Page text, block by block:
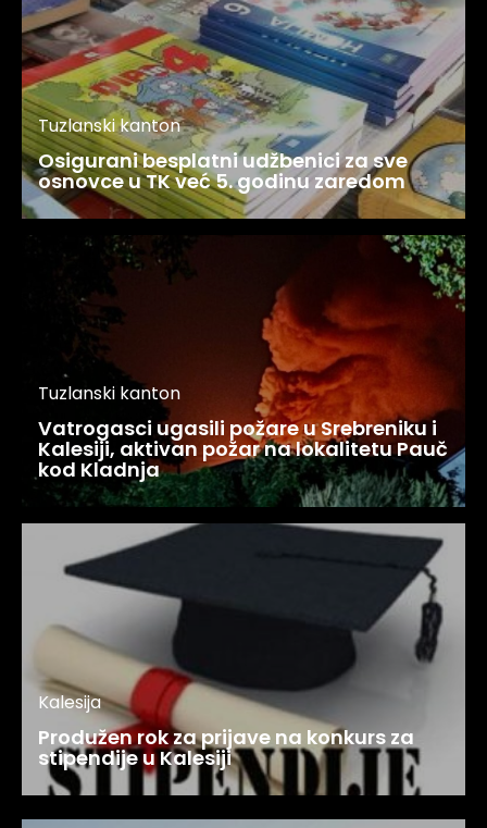
Tuzlanski kanton
Osigurani besplatni udžbenici za sve
osnovce u TK već 5. godinu zaredom
Tuzlanski kanton
Vatrogasci ugasili požare u Srebreniku i
Kalesiji, aktivan požar na lokalitetu Pauč
kod Kladnja
Kalesija
Produžen rok za prijave na konkurs za
stipendije u Kalesiji